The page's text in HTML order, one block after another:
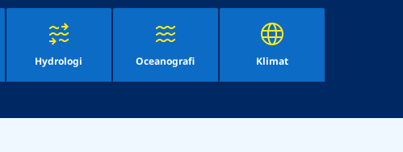
Hydrologi Oceanografi Klimat